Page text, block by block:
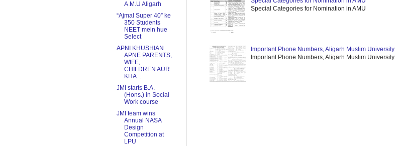
Special Categories for Nomination in AMU
Important Phone Numbers, Aligarh Muslim University
Important Phone Numbers, Aligarh Muslim University
A.M.U Aligarh
“Ajmal Super 40” ke
350 Students
NEET mein hue
Select
APNI KHUSHIAN
APNE PARENTS,
WIFE,
CHILDREN AUR
KHA...
JMI starts B.A.
(Hons.) in Social
Work course
JMI team wins
Annual NASA
Design
Competition at
LPU